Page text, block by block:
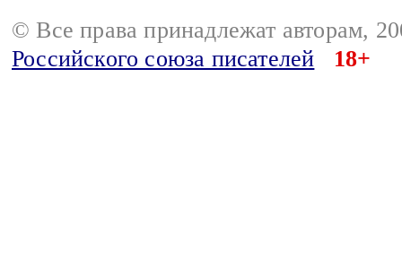
© Все права принадлежат авторам,
Российского союза писателей
18+